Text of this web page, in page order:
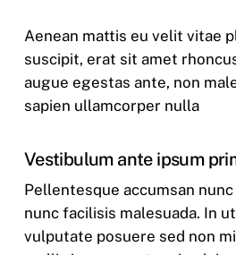
Aenean mattis eu velit vitae
suscipit, erat sit amet
augue egestas ante, non
sapien ullamcorper nulla
Vestibulum ante ipsum
Pellentesque accumsan
nunc facilisis malesuada. In
vulputate posuere sed non